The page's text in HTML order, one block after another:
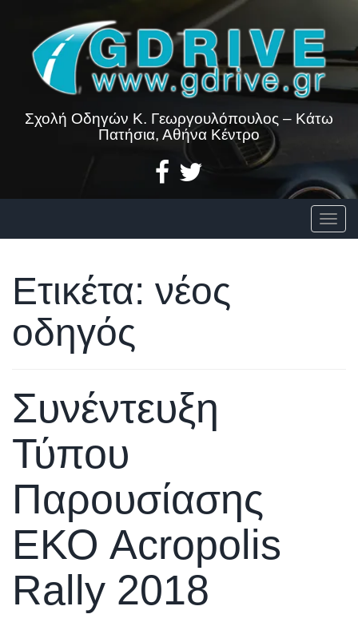
content
Σχολή Οδηγών Κ. Γεωργουλόπουλος – Κάτω
Πατήσια, Αθήνα Κέντρο
Ετικέτα: νέος
οδηγός
Συνέντευξη
Τύπου
Παρουσίασης
ΕΚΟ Acropolis
Rally 2018